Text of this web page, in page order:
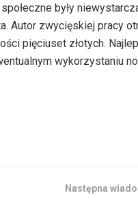
były
Autor zwycięskiej pracy
pięciuset złotych.
wykorzystaniu
Następna